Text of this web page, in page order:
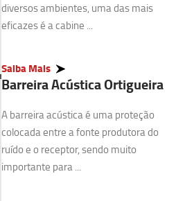
diversos ambientes, uma das mais
eficazes é a cabine ...
Saiba Mais
Barreira Acústica Ortigueira
A barreira acústica é uma proteção
colocada entre a fonte produtora do
ruído e o receptor, sendo muito
importante para ...